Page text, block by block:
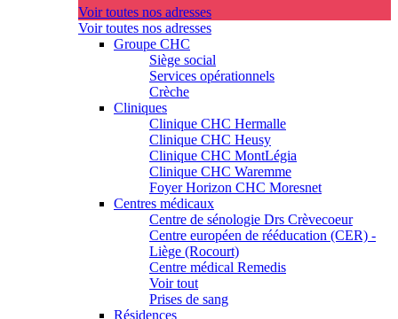
Voir toutes nos adresses
Voir toutes nos adresses
Groupe CHC
Siège social
Services opérationnels
Crèche
Cliniques
Clinique CHC Hermalle
Clinique CHC Heusy
Clinique CHC MontLégia
Clinique CHC Waremme
Foyer Horizon CHC Moresnet
Centres médicaux
Centre de sénologie Drs Crèvecoeur
Centre européen de rééducation (CER) -
Liège (Rocourt)
Centre médical Remedis
Voir tout
Prises de sang
Résidences